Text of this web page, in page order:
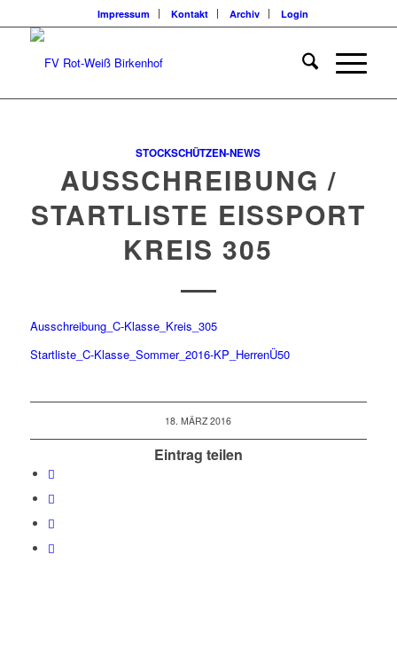
Impressum Kontakt Archiv Login
STOCKSCHÜTZEN-NEWS
AUSSCHREIBUNG /
STARTLISTE EISSPORT
KREIS 305
Ausschreibung_C-Klasse_Kreis_305
Startliste_C-Klasse_Sommer_2016-KP_HerrenÜ50
18. MÄRZ 2016
Eintrag teilen